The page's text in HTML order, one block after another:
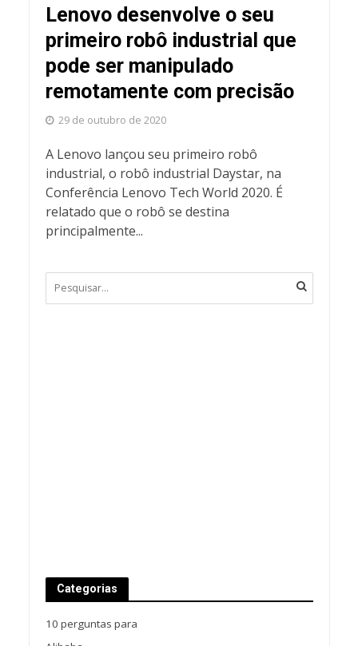
Lenovo desenvolve o seu
primeiro robô industrial que
pode ser manipulado
remotamente com precisão
29 de outubro de 2020
A Lenovo lançou seu primeiro robô
industrial, o robô industrial Daystar, na
Conferência Lenovo Tech World 2020. É
relatado que o robô se destina
principalmente...
Categorias
10 perguntas para